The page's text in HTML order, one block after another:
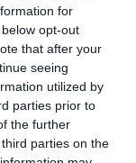
for
opt-out
that after your
seeing
utilized by
parties prior to
the further
parties on the
Νίκαια
στους αγώνες
Γήπεδο Νίκαιας,
παρουσία